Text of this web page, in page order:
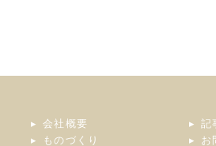
会社概要
ものづくり
記
お